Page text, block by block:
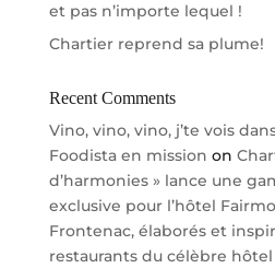
et pas n’importe lequel !
Chartier reprend sa plume!
Recent Comments
Vino, vino, vino, j’te vois
Foodista en mission on
d’harmonies » lance une
exclusive pour l’hôtel
Frontenac, élaborés et
restaurants du célèbre